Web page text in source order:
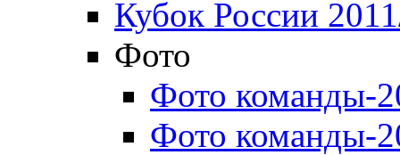
Кубок России
Фото
Фото команды-
Фото команды-